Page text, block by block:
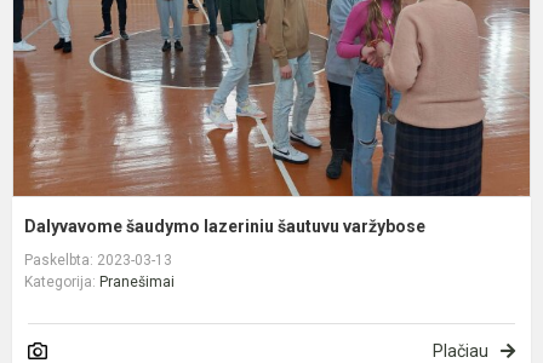
Dalyvavome šaudymo lazeriniu šautuvu varžybose
Paskelbta: 2023-03-13
Kategorija: Pranešimai
Plačiau